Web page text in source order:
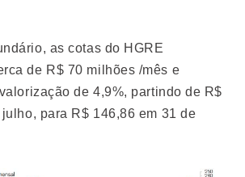
as cotas do HGRE
de R$ 70 milhões /mês e
de 4,9%, partindo de R$
para R$ 146,86 em 31 de